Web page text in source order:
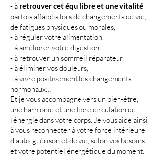
- à retrouver cet équilibre et une vitalité
parfois affaiblis lors de changements de vie,
de fatigues physiques ou morales,
- à réguler votre alimentation,
- à améliorer votre digestion,
- à retrouver un sommeil réparateur,
- à éliminer vos douleurs,
- à vivre positivement les changements
hormonaux…
Et je vous accompagne vers un bien-être,
une harmonie et une libre circulation de
l’énergie dans votre corps. Je vous aide ainsi
à vous reconnecter à votre force intérieure
d’auto-guérison et de vie, selon vos besoins
et votre potentiel énergétique du moment.